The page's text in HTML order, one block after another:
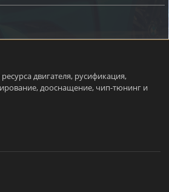
двигателя, русификация,
дооснащение, чип-тюнинг и